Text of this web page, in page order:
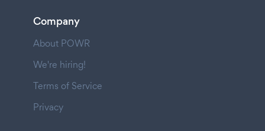
Company
About POWR
We're hiring!
Terms of Service
Privacy